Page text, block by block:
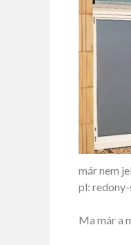
már nem
pl:
Ma már a